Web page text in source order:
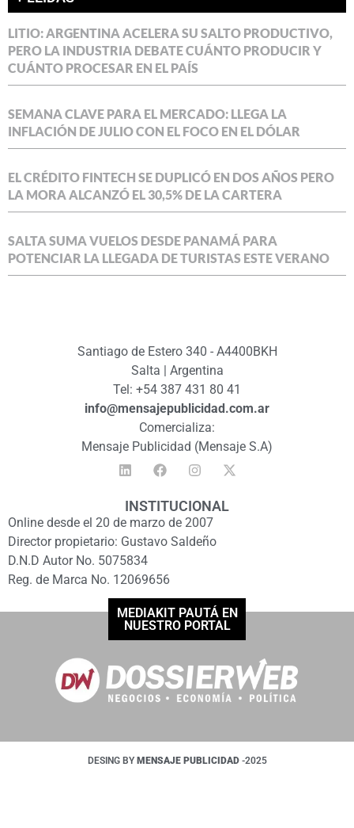
LITIO: ARGENTINA ACELERA SU SALTO PRODUCTIVO,
PERO LA INDUSTRIA DEBATE CUÁNTO PRODUCIR Y
CUÁNTO PROCESAR EN EL PAÍS
SEMANA CLAVE PARA EL MERCADO: LLEGA LA
INFLACIÓN DE JULIO CON EL FOCO EN EL DÓLAR
EL CRÉDITO FINTECH SE DUPLICÓ EN DOS AÑOS PERO
LA MORA ALCANZÓ EL 30,5% DE LA CARTERA
SALTA SUMA VUELOS DESDE PANAMÁ PARA
POTENCIAR LA LLEGADA DE TURISTAS ESTE VERANO
Santiago de Estero 340 - A4400BKH
Salta | Argentina
Tel: +54 387 431 80 41
info@mensajepublicidad.com.ar
Comercializa:
Mensaje Publicidad (Mensaje S.A)
INSTITUCIONAL
Online desde el 20 de marzo de 2007
Director propietario: Gustavo Saldeño
D.N.D Autor No. 5075834
Reg. de Marca No. 12069656
MEDIAKIT PAUTÁ EN
NUESTRO PORTAL
DESING BY MENSAJE PUBLICIDAD -2025